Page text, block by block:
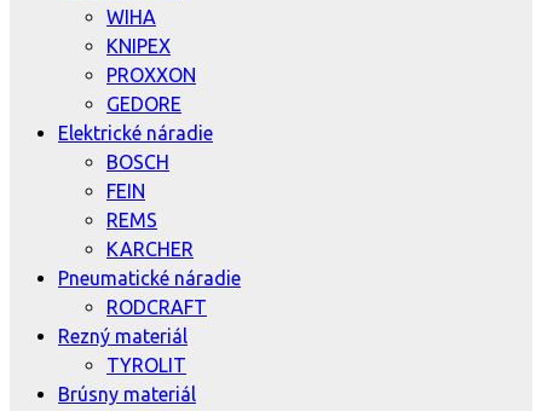
WIHA
KNIPEX
PROXXON
GEDORE
Elektrické náradie
BOSCH
FEIN
REMS
KARCHER
Pneumatické náradie
RODCRAFT
Rezný materiál
TYROLIT
Brúsny materiál